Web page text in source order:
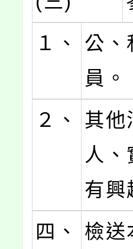
１、
公、
員。
２、
其他
人
有興
四、
檢送